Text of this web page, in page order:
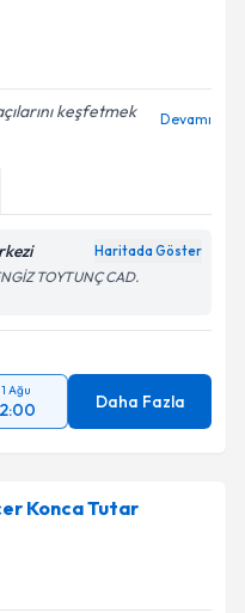
keşfetmek
Devamı
Haritada Göster
TOYTUNÇ CAD.
Ağu
Daha Fazla
Konca Tutar